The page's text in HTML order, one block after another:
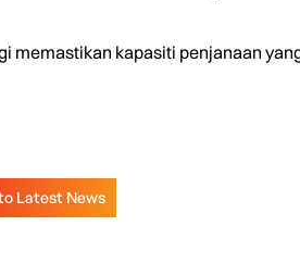
memastikan kapasiti penjanaan
Latest News